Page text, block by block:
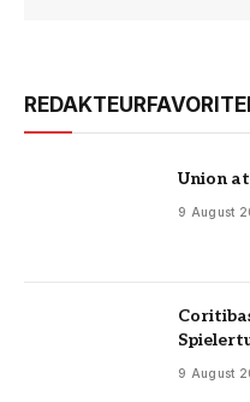
Union
9 August
9 August